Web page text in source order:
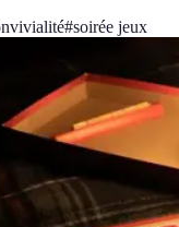
#soirée jeux